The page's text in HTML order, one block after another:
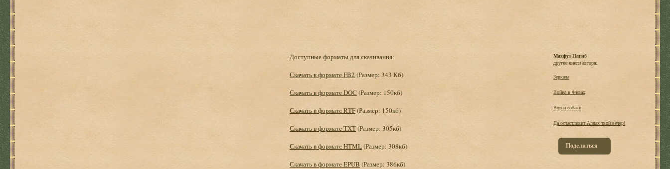
Доступные форматы для скачивания:
Скачать в формате FB2 (Размер: 343 Кб)
Скачать в формате DOC (Размер: 150кб)
Скачать в формате RTF(Размер: 150кб)
Скачать в формате TXT(Размер: 305кб)
Скачать в формате HTML(Размер: 308кб)
Скачать в формате EPUB (Размер: 386кб)
Махфуз Нагиб
другие книги автора:
Зеркала
Война в Фивах
Вор и собаки
Да осчастливит Аллах твой вечер!
Поделиться